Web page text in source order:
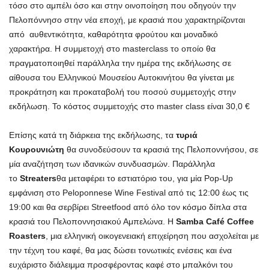
τόσο στο αμπέλι όσο και στην οινοποίηση που οδηγούν την
Πελοπόννησο στην νέα εποχή, με κρασιά που χαρακτηρίζονται
από αυθεντικότητα, καθαρότητα φρούτου και μοναδικό
χαρακτήρα. Η συμμετοχή στο masterclass το οποίο θα
πραγματοποιηθεί παράλληλα την ημέρα της εκδήλωσης σε
αίθουσα του Ελληνικού Μουσείου Αυτοκινήτου θα γίνεται με
προκράτηση και προκαταβολή του ποσού συμμετοχής στην
εκδήλωση. To κόστος συμμετοχής στο master class είναι 30,0 €
Επίσης κατά τη διάρκεια της εκδήλωσης, τα τυριά
Κουρουνιώτη θα συνοδεύσουν τα κρασιά της Πελοποννήσου, σε
μία αναζήτηση των ιδανικών συνδυασμών. Παράλληλα
το Streatersθα μεταφέρει το εστιατόριο του, για μία Pop-Up
εμφάνιση στο Peloponnese Wine Festival από τις 12:00 έως τις
19:00 και θα σερβίρει Streetfood από όλο τον κόσμο δίπλα στα
κρασιά του Πελοποννησιακού Αμπελώνα. Η Samba Café Coffee
Roasters , μια ελληνική οικογενειακή επιχείρηση που ασχολείται με
την τέχνη του καφέ, θα μας δώσει τονωτικές ενέσεις και ένα
ευχάριστο διάλειμμα προσφέροντας καφέ στο μπαλκόνι του